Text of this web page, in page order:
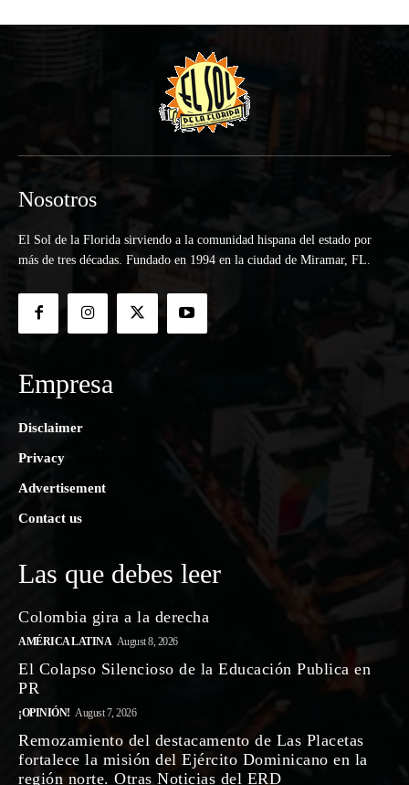
Nosotros
El Sol de la Florida sirviendo a la comunidad hispana del estado por
más de tres décadas. Fundado en 1994 en la ciudad de Miramar, FL.
Empresa
Disclaimer
Privacy
Advertisement
Contact us
Las que debes leer
Colombia gira a la derecha
AMÉRICA LATINA August 8, 2026
El Colapso Silencioso de la Educación Publica en
PR
¡OPINIÓN! August 7, 2026
Remozamiento del destacamento de Las Placetas
fortalece la misión del Ejército Dominicano en la
región norte. Otras Noticias del ERD